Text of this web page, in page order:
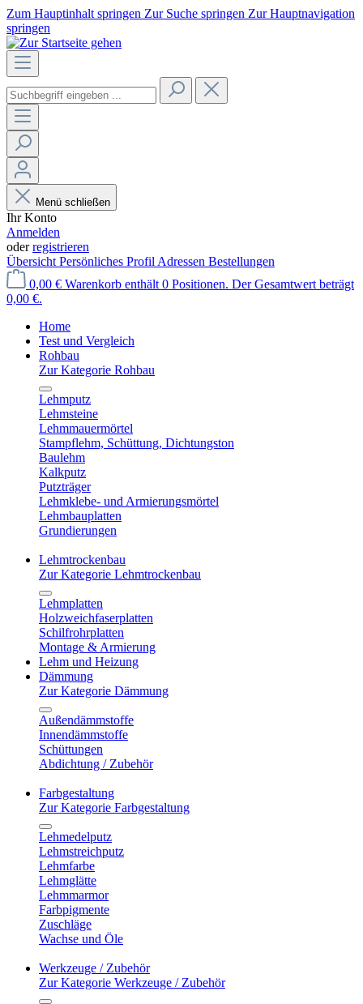
Zum Hauptinhalt springen Zur Suche springen Zur Hauptnavigation
springen
Menü schließen
Ihr Konto
Anmelden
oderregistrieren
Übersicht Persönliches Profil Adressen Bestellungen
0,00 € Warenkorb enthält 0 Positionen. Der Gesamtwert beträgt
0,00 €.
Home
Test und Vergleich
Rohbau
Zur Kategorie Rohbau
Lehmputz
Lehmsteine
Lehmmauermörtel
Stampflehm, Schüttung, Dichtungston
Baulehm
Kalkputz
Putzträger
Lehmklebe- und Armierungsmörtel
Lehmbauplatten
Grundierungen
Lehmtrockenbau
Zur Kategorie Lehmtrockenbau
Lehmplatten
Holzweichfaserplatten
Schilfrohrplatten
Montage & Armierung
Lehm und Heizung
Dämmung
Zur Kategorie Dämmung
Außendämmstoffe
Innendämmstoffe
Schüttungen
Abdichtung / Zubehör
Farbgestaltung
Zur Kategorie Farbgestaltung
Lehmedelputz
Lehmstreichputz
Lehmfarbe
Lehmglätte
Lehmmarmor
Farbpigmente
Zuschläge
Wachse und Öle
Werkzeuge / Zubehör
Zur Kategorie Werkzeuge / Zubehör